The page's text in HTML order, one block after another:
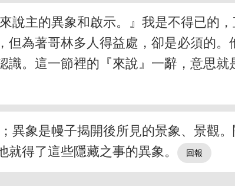
說主的異象和啟示。』我是不得已的
為著哥林多人得益處，卻是必須的。
。這一節裡的『來說』一辭，意思就
異象是幔子揭開後所見的景象、景觀
得了這些隱藏之事的異象。